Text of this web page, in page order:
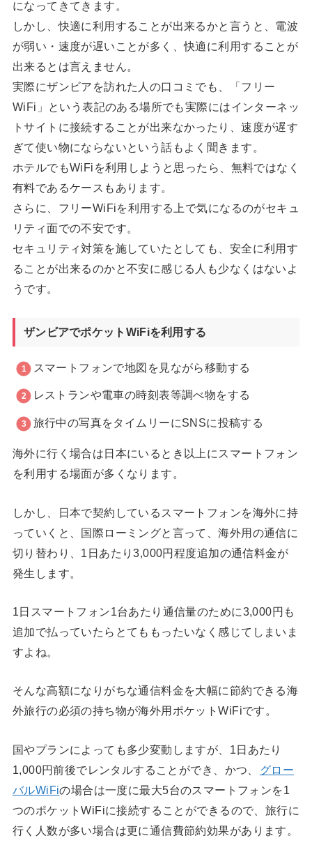
になってきてきます。
しかし、快適に利用することが出来るかと言うと、電波
が弱い・速度が遅いことが多く、快適に利用することが
出来るとは言えません。
実際にザンビアを訪れた人の口コミでも、「フリー
WiFi」という表記のある場所でも実際にはインターネッ
トサイトに接続することが出来なかったり、速度が遅す
ぎて使い物にならないという話もよく聞きます。
ホテルでもWiFiを利用しようと思ったら、無料ではなく
有料であるケースもあります。
さらに、フリーWiFiを利用する上で気になるのがセキュ
リティ面での不安です。
セキュリティ対策を施していたとしても、安全に利用す
ることが出来るのかと不安に感じる人も少なくはないよ
うです。
ザンビアでポケットWiFiを利用する
スマートフォンで地図を見ながら移動する
レストランや電車の時刻表等調べ物をする
旅行中の写真をタイムリーにSNSに投稿する
海外に行く場合は日本にいるとき以上にスマートフォン
を利用する場面が多くなります。
しかし、日本で契約しているスマートフォンを海外に持
っていくと、国際ローミングと言って、海外用の通信に
切り替わり、1日あたり3,000円程度追加の通信料金が
発生します。
1日スマートフォン1台あたり通信量のために3,000円も
追加で払っていたらとてももったいなく感じてしまいま
すよね。
そんな高額になりがちな通信料金を大幅に節約できる海
外旅行の必須の持ち物が海外用ポケットWiFiです。
国やプランによっても多少変動しますが、1日あたり
1,000円前後でレンタルすることができ、かつ、
グロー
バルWiFiの場合は一度に最大5台のスマートフォンを1
つのポケットWiFiに接続することができるので、旅行に
行く人数が多い場合は更に通信費節約効果があります。